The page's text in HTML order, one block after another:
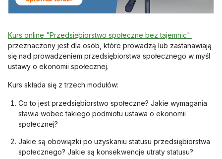
Kurs online "Przedsiębiorstwo społeczne bez tajemnic"
przeznaczony jest dla osób, które prowadzą lub zastanawiają
się nad prowadzeniem przedsiębiorstwa społecznego w myśl
ustawy o ekonomii społecznej.
Kurs składa się z trzech modułów:
Co to jest przedsiębiorstwo społeczne? Jakie wymagania
stawia wobec takiego podmiotu ustawa o ekonomii
społecznej?
Jakie są obowiązki po uzyskaniu statusu przedsiębiorstwa
społecznego? Jakie są konsekwencje utraty statusu?